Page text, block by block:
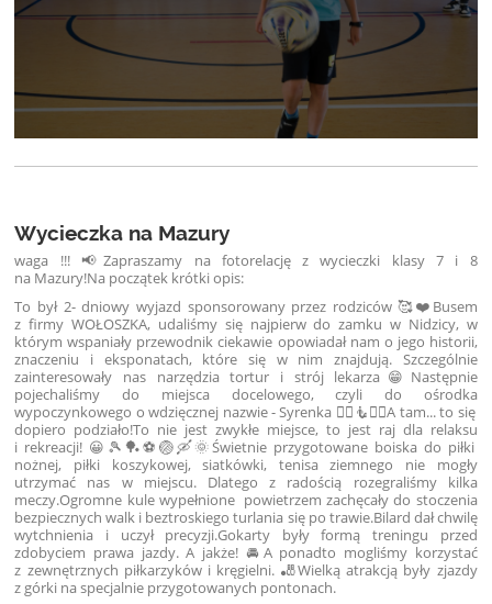
Wycieczka na Mazury
waga !!! 📢Zapraszamy na fotorelację z wycieczki klasy 7 i 8
na Mazury!Na początek krótki opis:
To był 2- dniowy wyjazd sponsorowany przez rodziców 🥰❤️Busem
z firmy WOŁOSZKA, udaliśmy się najpierw do zamku w Nidzicy, w
którym wspaniały przewodnik ciekawie opowiadał nam o jego historii,
znaczeniu i eksponatach, które się w nim znajdują. Szczególnie
zainteresowały nas narzędzia tortur i strój lekarza😁Następnie
pojechaliśmy do miejsca docelowego, czyli do ośrodka
wypoczynkowego o wdzięcznej nazwie - Syrenka 🧜‍♀️🧜🧜‍♂️A tam... to się
dopiero podziało!To nie jest zwykłe miejsce, to jest raj dla relaksu
i rekreacji! 😀🎾🏓⚽️🏐🛶🌞Świetnie przygotowane boiska do piłki
nożnej, piłki koszykowej, siatkówki, tenisa ziemnego nie mogły
utrzymać nas w miejscu. Dlatego z radością rozegraliśmy kilka
meczy.Ogromne kule wypełnione powietrzem zachęcały do stoczenia
bezpiecznych walk i beztroskiego turlania się po trawie.Bilard dał chwilę
wytchnienia i uczył precyzji.Gokarty były formą treningu przed
zdobyciem prawa jazdy. A jakże! 🚘A ponadto mogliśmy korzystać
z zewnętrznych piłkarzyków i kręgielni. 🎳Wielką atrakcją były zjazdy
z górki na specjalnie przygotowanych pontonach.